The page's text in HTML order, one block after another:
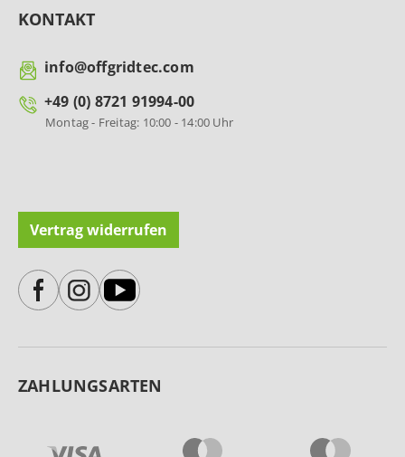
KONTAKT
info@offgridtec.com
+49 (0) 8721 91994-00
Montag - Freitag: 10:00 - 14:00 Uhr
Vertrag widerrufen
ZAHLUNGSARTEN